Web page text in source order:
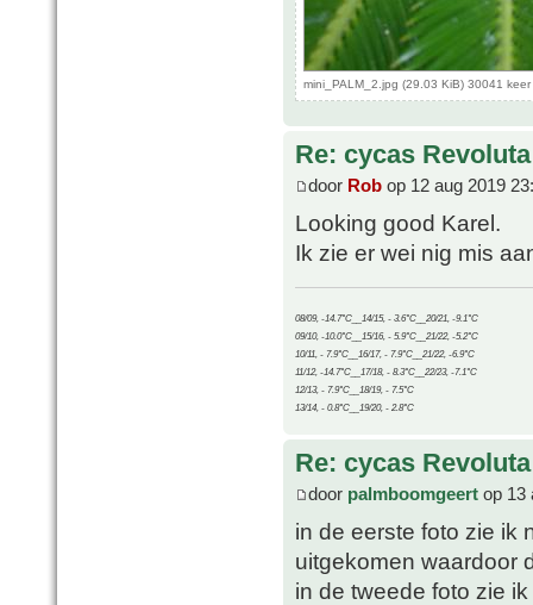
mini_PALM_2.jpg (29.03 KiB) 30041
Re: cycas Revoluta
door Rob op 12 aug 2019
Looking good Karel.
Ik zie er wei nig mis
08/09, -14.7°C__14/15, - 3.6°C__20/21, -9.1°C
09/10, -10.0°C__15/16, - 5.9°C__21/22, -5.2°C
10/11, - 7.9°C__16/17, - 7.9°C__21/22, -6.9°C
11/12, -14.7°C__17/18, - 8.3°C__22/23, -7.1°C
12/13, - 7.9°C__18/19, - 7.5°C
13/14, - 0.8°C__19/20, - 2.8°C
Re: cycas Revoluta
door palmboomgeert op 13
in de eerste foto zie ik
uitgekomen waardoor
in de tweede foto zie